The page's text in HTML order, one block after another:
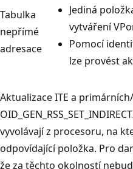
Tabulka
nepřímé
adresace
Jediná
vytváření
Pomocí
lze provést
Aktualizace ITE a
vyvolávají z procesoru, na
odpovídající položka. Pro
že za těchto okolností